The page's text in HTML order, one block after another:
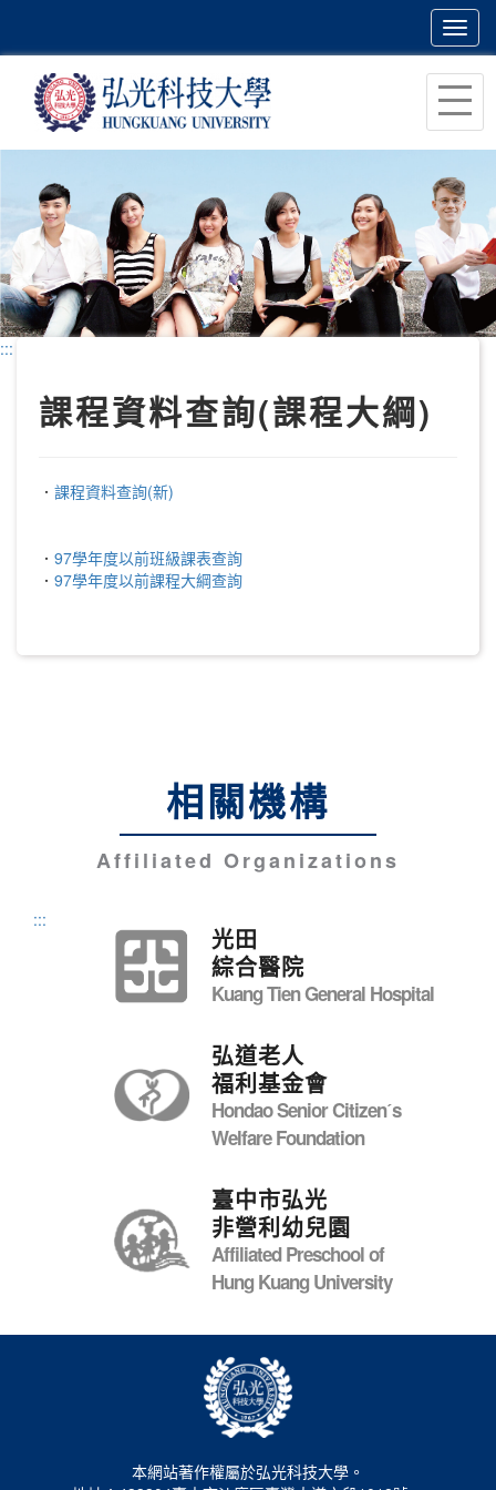
主
容
區
塊
:::
課程資料查詢(課程大綱)
． 課程資料查詢(新)
． 97學年度以前班級課表查詢
． 97學年度以前課程大綱查詢
相關機構
Affiliated Organizations
:::
光田
綜合醫院
Kuang Tien General Hospital
弘道老人
福利基金會
Hondao Senior Citizenˊs
Welfare Foundation
臺中市弘光
非營利幼兒園
Affiliated Preschool of
Hung Kuang University
本網站著作權屬於弘光科技大學。